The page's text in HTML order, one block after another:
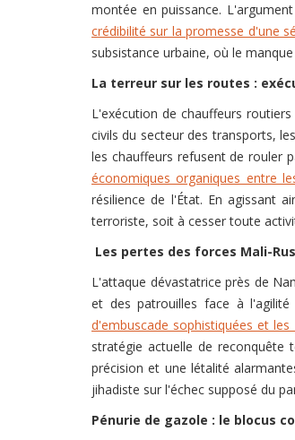
montée en puissance.
crédibilité sur la promesse d'une
subsistance urbaine, où le
La terreur sur les routes :
L'exécution de chauffeurs
civils du secteur des transports,
les chauffeurs refusent de rouler
économiques organiques entre
résilience de l'État. En agissant
terroriste, soit à cesser toute
Les pertes des forces Mali-
L'attaque dévastatrice près de
et des patrouilles face à l'agilité
d'embuscade sophistiquées et
stratégie actuelle de reconquête
précision et une létalité
jihadiste sur l'échec supposé du
Pénurie de gazole : le blocus